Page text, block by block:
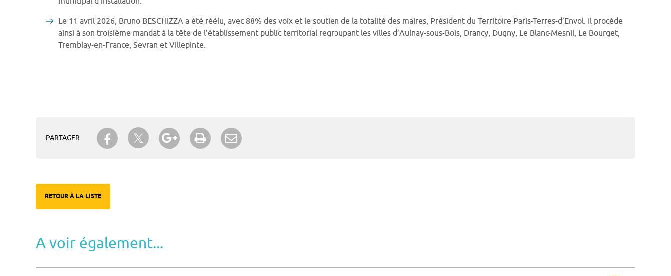
Le 11 avril 2026, Bruno BESCHIZZA a été réélu, avec 88% des voix et le soutien de la totalité des maires, Président du Territoire Paris-Terres-d’Envol. Il procède
ainsi à son troisième mandat à la tête de l’établissement public territorial regroupant les villes d’Aulnay-sous-Bois, Drancy, Dugny, Le Blanc-Mesnil, Le Bourget,
Tremblay-en-France, Sevran et Villepinte.
PARTAGER
Partager sur Facebook
Partager sur TwitterPartager sur Google+
Imprimer
RETOUR À LA LISTE
A voir également...